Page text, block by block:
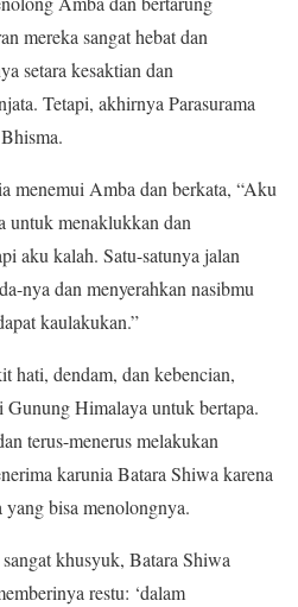
mereka sangat hebat dan
setara kesaktian dan
Tetapi, akhirnya Parasurama
menemui Amba dan berkata, “Aku
untuk menaklukkan dan
aku kalah. Satu-satunya jalan
nya dan menyerahkan nasibmu
kaulakukan.”
hati, dendam, dan kebencian,
Himalaya untuk bertapa.
terus-menerus melakukan
karunia Batara Shiwa karena
bisa menolongnya.
khusyuk, Batara Shiwa
restu: ‘dalam